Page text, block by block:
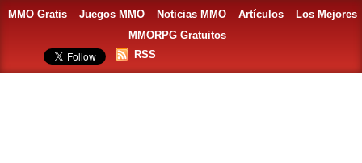
MMO Gratis Juegos MMO Noticias MMO Artículos
Los Mejores
MMORPG Gratuitos
RSS